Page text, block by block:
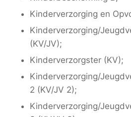
Kinderverzorging en
Kinderverzorging/
(KV/JV);
Kinderverzorgster (KV);
Kinderverzorging/
2 (KV/JV 2);
Kinderverzorging/